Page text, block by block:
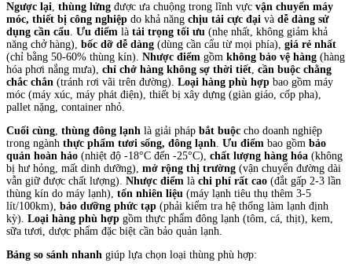
Ngược lại, thùng lửng được ưa chuộng trong lĩnh vực vận chuyển máy
móc, thiết bị công nghiệp do khả năng chịu tải cực đại và dễ dàng sử
dụng cần cẩu. Ưu điểm là tải trọng tối ưu (nhẹ nhất, không giảm khả
năng chở hàng), bốc dỡ dễ dàng (dùng cần cẩu từ mọi phía), giá rẻ nhất
(chỉ bằng 50-60% thùng kín). Nhược điểm gồm không bảo vệ hàng (hàng
hóa phơi nắng mưa), chỉ chở hàng không sợ thời tiết, cần buộc chằng
chắc chắn (tránh rơi vãi trên đường). Loại hàng phù hợp bao gồm máy
móc (máy xúc, máy phát điện), thiết bị xây dựng (giàn giáo, cốp pha),
pallet nặng, container nhỏ.
Cuối cùng, thùng đông lạnh là giải pháp bắt buộc cho doanh nghiệp
trong ngành thực phẩm tươi sống, đông lạnh. Ưu điểm bao gồm bảo
quản hoàn hảo (nhiệt độ -18°C đến -25°C), chất lượng hàng hóa (không
bị hư hỏng, mất dinh dưỡng), mở rộng thị trường (vận chuyển đường dài
vẫn giữ được chất lượng). Nhược điểm là chi phí rất cao (đắt gấp 2-3 lần
thùng kín do máy lạnh), tốn nhiên liệu (máy lạnh tiêu thụ thêm 3-5
lít/100km), bảo dưỡng phức tạp (phải kiểm tra hệ thống làm lạnh định
kỳ). Loại hàng phù hợp gồm thực phẩm đông lạnh (tôm, cá, thịt), kem,
sữa tươi, dược phẩm đặc biệt cần bảo quản lạnh.
Bảng so sánh nhanh giúp lựa chọn loại thùng phù hợp: